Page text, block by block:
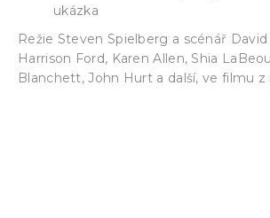
ukázka
Režie Steven Spielberg a scénář
Harrison Ford, Karen Allen, Shia
Blanchett, John Hurt a další, ve filmu